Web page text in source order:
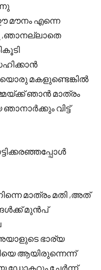
മൗനം എന്നെ
,ഞാനല്ലാതെ
മകളുണ്ടെങ്കിൽ
ഞാൻ മാത്രം
വിട്ട്
മാത്രം മതി ,അത്
മുൻപ്
ഭാര്യ
ആയിരുന്നെന്ന്
ഡോക്ടറും ചേർന്ന്